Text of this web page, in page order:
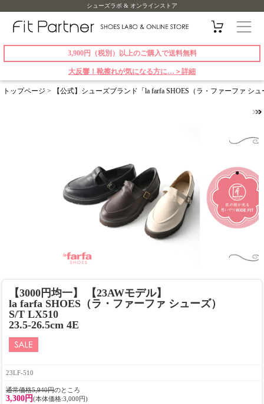
シューズラボ & オンラインストア
3,900円（税別）以上のご購入で送料無料
大反響！靴擦れが気になる方に…＞詳細
トップページ > 【公式】シューズブランド「la farfa SHOES（ラ・ファーファ シ
【3000円均一】 【23AWモデル】
la farfa SHOES（ラ・ファーファ シューズ）
S/T LX510
23.5-26.5cm 4E
23LF-510
通常価格5,940円のところ
3,300円(本体価格:3,000円)